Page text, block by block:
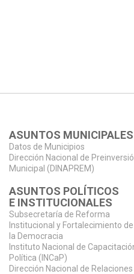
ASUNTOS MUNICIPALES
Datos de Municipios
Dirección Nacional de
Municipal (DINAPREM)
ASUNTOS POLÍTICOS
E INSTITUCIONALES
Subsecretaría de Reforma
Institucional y Fortalecimiento de
la Democracia
Instituto Nacional de
Política (INCaP)
Dirección Nacional de Relaciones